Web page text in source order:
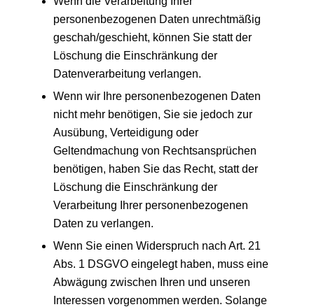
personenbezogenen Daten unrechtmäßig
geschah/geschieht, können Sie statt der
Löschung die Einschränkung der
Datenverarbeitung verlangen.
Wenn wir Ihre personenbezogenen Daten
nicht mehr benötigen, Sie sie jedoch zur
Ausübung, Verteidigung oder
Geltendmachung von Rechtsansprüchen
benötigen, haben Sie das Recht, statt der
Löschung die Einschränkung der
Verarbeitung Ihrer personenbezogenen
Daten zu verlangen.
Wenn Sie einen Widerspruch nach Art. 21
Abs. 1 DSGVO eingelegt haben, muss eine
Abwägung zwischen Ihren und unseren
Interessen vorgenommen werden. Solange